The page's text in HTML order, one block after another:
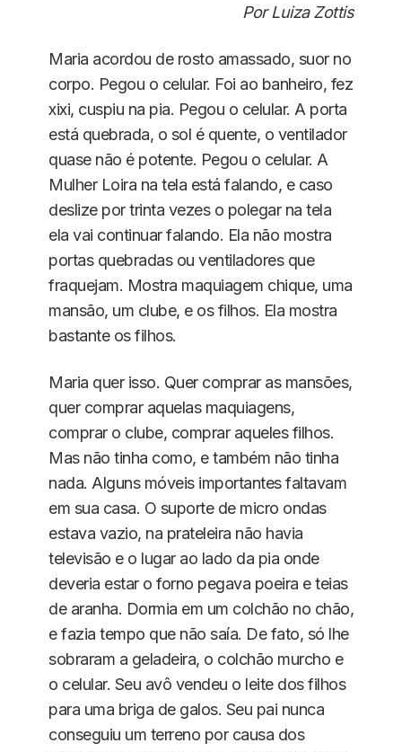
Por Luiza Zottis
Maria acordou de rosto amassado, suor no
corpo. Pegou o celular. Foi ao banheiro, fez
xixi, cuspiu na pia. Pegou o celular. A porta
está quebrada, o sol é quente, o ventilador
quase não é potente. Pegou o celular. A
Mulher Loira na tela está falando, e caso
deslize por trinta vezes o polegar na tela
ela vai continuar falando. Ela não mostra
portas quebradas ou ventiladores que
fraquejam. Mostra maquiagem chique, uma
mansão, um clube, e os filhos. Ela mostra
bastante os filhos.
Maria quer isso. Quer comprar as mansões,
quer comprar aquelas maquiagens,
comprar o clube, comprar aqueles filhos.
Mas não tinha como, e também não tinha
nada. Alguns móveis importantes faltavam
em sua casa. O suporte de micro ondas
estava vazio, na prateleira não havia
televisão e o lugar ao lado da pia onde
deveria estar o forno pegava poeira e teias
de aranha. Dormia em um colchão no chão,
e fazia tempo que não saía. De fato, só lhe
sobraram a geladeira, o colchão murcho e
o celular. Seu avô vendeu o leite dos filhos
para uma briga de galos. Seu pai nunca
conseguiu um terreno por causa dos